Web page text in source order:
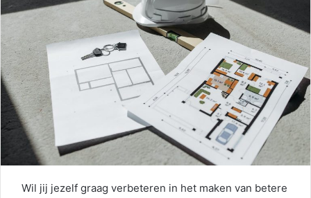
Wil jij jezelf graag verbeteren in het maken van betere